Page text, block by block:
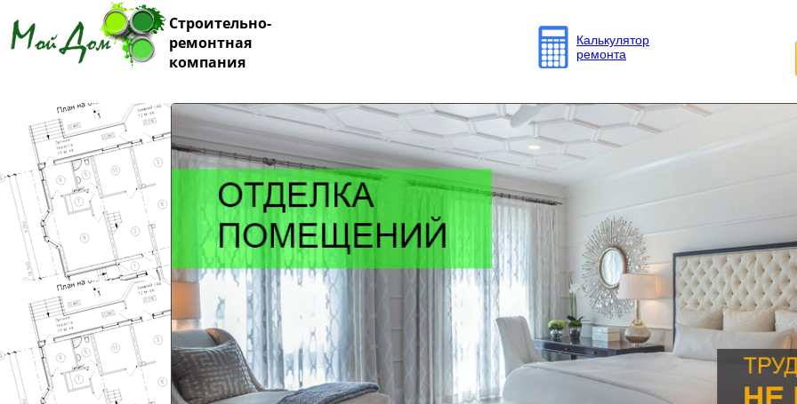
Строительно-
ремонтная
компания
Калькулятор
ремонта